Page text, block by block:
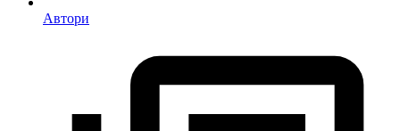
Автори